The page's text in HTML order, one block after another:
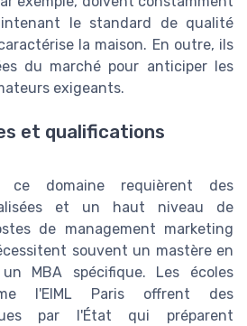
le standard de qualité
la maison. En outre, ils
du marché pour anticiper les
exigeants.
et qualifications
ce domaine requièrent des
et un haut niveau de
de management marketing
souvent un mastère en
MBA spécifique. Les écoles
l'EIML Paris offrent des
par l'État qui préparent